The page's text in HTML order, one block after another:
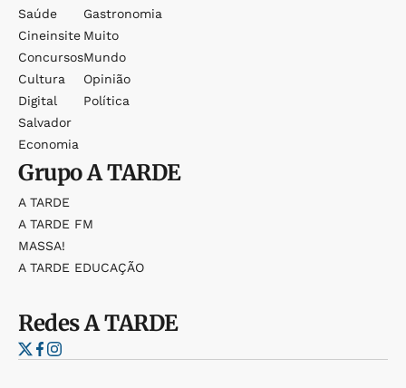
Saúde
Cineinsite
Concursos
Cultura
Digital
Salvador
Economia
Gastronomia
Muito
Mundo
Opinião
Política
GrupoA TARDE
A TARDE
A TARDE FM
MASSA!
A TARDE EDUCAÇÃO
RedesA TARDE